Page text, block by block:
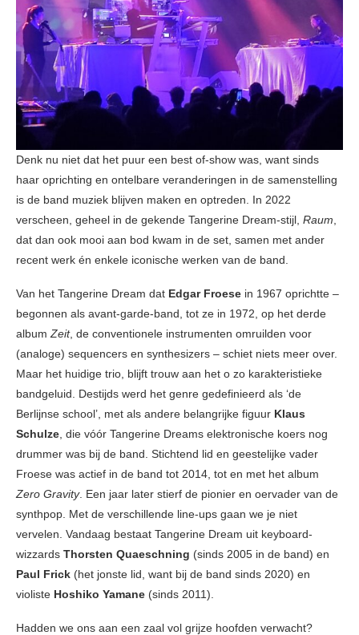
Denk nu niet dat het puur een best of-show was, want sinds
haar oprichting en ontelbare veranderingen in de samenstelling
is de band muziek blijven maken en optreden. In 2022
verscheen, geheel in de gekende Tangerine Dream-stijl, Raum
dat dan ook mooi aan bod kwam in de set, samen met ander
recent werk én enkele iconische werken van de band.
Van het Tangerine Dream dat Edgar Froese in 1967 oprichtte –
begonnen als avant-garde-band, tot ze in 1972, op het derde
album Zeit, de conventionele instrumenten omruilden voor
(analoge) sequencers en synthesizers – schiet niets meer over.
Maar het huidige trio, blijft trouw aan het o zo karakteristieke
bandgeluid. Destijds werd het genre gedefinieerd als ‘de
Berlijnse school’, met als andere belangrijke figuur Klaus
Schulze , die vóór Tangerine Dreams elektronische koers nog
drummer was bij de band. Stichtend lid en geestelijke vader
Froese was actief in de band tot 2014, tot en met het album
Zero Gravity. Een jaar later stierf de pionier en oervader van de
synthpop. Met de verschillende line-ups gaan we je niet
vervelen. Vandaag bestaat Tangerine Dream uit keyboard-
wizzards Thorsten Quaeschning (sinds 2005 in de band) en
Paul Frick (het jonste lid, want bij de band sinds 2020) en
violiste Hoshiko Yamane (sinds 2011).
Hadden we ons aan een zaal vol grijze hoofden verwacht?